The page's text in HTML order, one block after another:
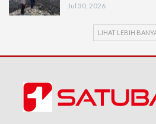
Jul 30, 2026
LIHAT LEBIH